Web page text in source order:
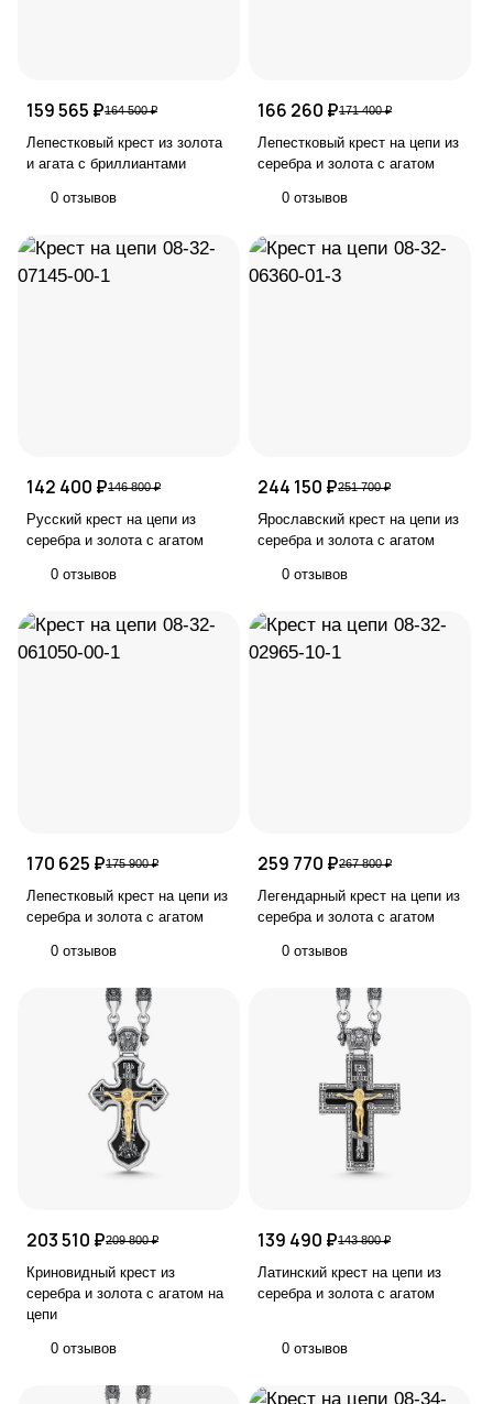
159 565 ₽164 500 ₽
Лепестковый крест из золота
и агата с бриллиантами
0 отзывов
166 260 ₽171 400 ₽
Лепестковый крест на цепи из
серебра и золота с агатом
0 отзывов
142 400 ₽146 800 ₽
Русский крест на цепи из
серебра и золота с агатом
0 отзывов
244 150 ₽251 700 ₽
Ярославский крест на цепи из
серебра и золота с агатом
0 отзывов
170 625 ₽175 900 ₽
Лепестковый крест на цепи из
серебра и золота с агатом
0 отзывов
259 770 ₽267 800 ₽
Легендарный крест на цепи из
серебра и золота с агатом
0 отзывов
203 510 ₽209 800 ₽
Криновидный крест из
серебра и золота с агатом на
цепи
0 отзывов
139 490 ₽143 800 ₽
Латинский крест на цепи из
серебра и золота с агатом
0 отзывов